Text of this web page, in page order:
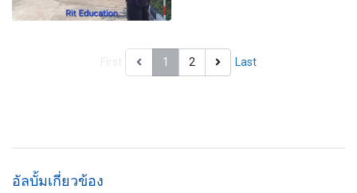
1 2 Last
อัลบั้มเกี่ยวข้อง